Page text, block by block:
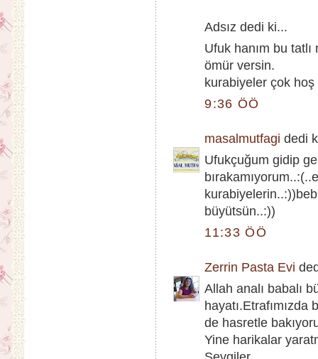
Adsız dedi ki...
Ufuk hanım bu tatlı
ömür versin.
kurabiyeler çok
9:36 ÖÖ
masalmutfagi dedi
Ufukçuğum gidip
büyütsün..:))
11:33 ÖÖ
Zerrin Pasta Evi
Allah analı babalı
de hasretle
Yine harikalar